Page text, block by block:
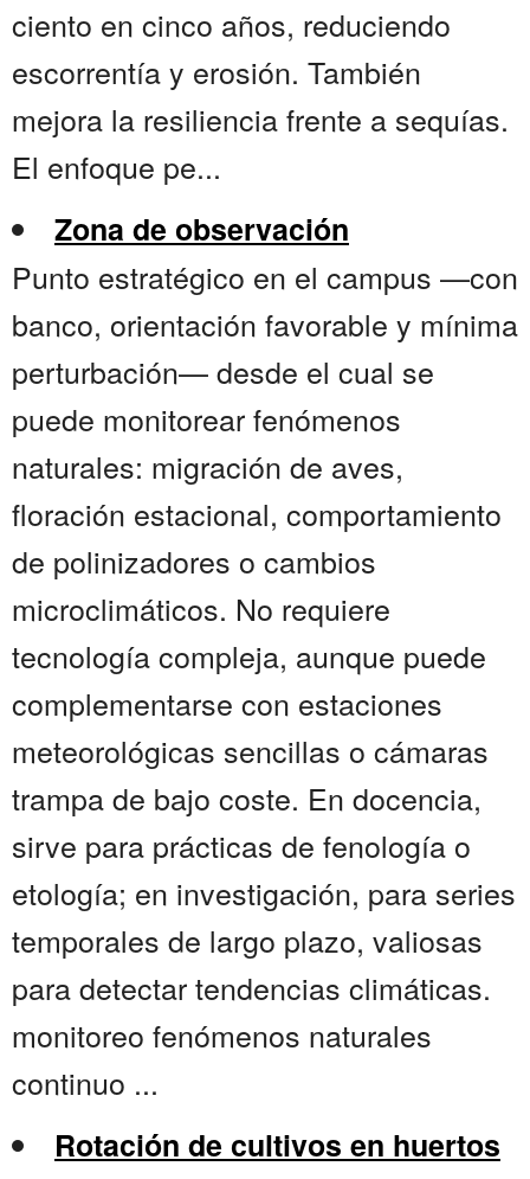
ciento en cinco años, reduciendo
escorrentía y erosión. También
mejora la resiliencia frente a sequías.
El enfoque pe...
Zona de observación
Punto estratégico en el campus —con
banco, orientación favorable y mínima
perturbación— desde el cual se
puede monitorear fenómenos
naturales: migración de aves,
floración estacional, comportamiento
de polinizadores o cambios
microclimáticos. No requiere
tecnología compleja, aunque puede
complementarse con estaciones
meteorológicas sencillas o cámaras
trampa de bajo coste. En docencia,
sirve para prácticas de fenología o
etología; en investigación, para series
temporales de largo plazo, valiosas
para detectar tendencias climáticas.
monitoreo fenómenos naturales
continuo ...
Rotación de cultivos en huertos